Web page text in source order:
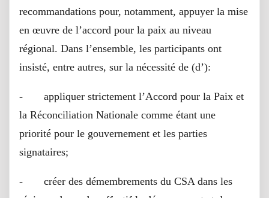
recommandations pour, notamment, appuyer la mise
en œuvre de l’accord pour la paix au niveau
régional. Dans l’ensemble, les participants ont
insisté, entre autres, sur la nécessité de (d’):
- appliquer strictement l’Accord pour la Paix et
la Réconciliation Nationale comme étant une
priorité pour le gouvernement et les parties
signataires;
- créer des démembrements du CSA dans les